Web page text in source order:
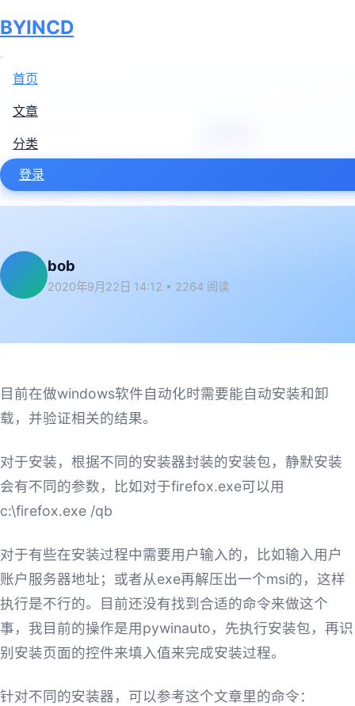
BYINCD
首页
文章
分类
登录
随记
cmd命令安装或卸载程序
bob
2020年9月22日 14:12 • 2264 阅读
目前在做windows软件自动化时需要能自动安装和卸
载，并验证相关的结果。
对于安装，根据不同的安装器封装的安装包，静默安装
会有不同的参数，比如对于firefox.exe可以用
c:\firefox.exe /qb
对于有些在安装过程中需要用户输入的，比如输入用户
账户服务器地址；或者从exe再解压出一个msi的，这样
执行是不行的。目前还没有找到合适的命令来做这个
事，我目前的操作是用pywinauto，先执行安装包，再识
别安装页面的控件来填入值来完成安装过程。
针对不同的安装器，可以参考这个文章里的命令：